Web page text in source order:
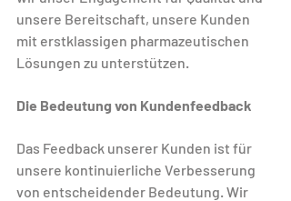
unsere Bereitschaft, unsere Kunden
mit erstklassigen pharmazeutischen
Lösungen zu unterstützen.
Die Bedeutung von Kundenfeedback
Das Feedback unserer Kunden ist für
unsere kontinuierliche Verbesserung
von entscheidender Bedeutung. Wir